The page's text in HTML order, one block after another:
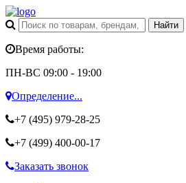
Время работы:
ПН-ВС 09:00 - 19:00
Определение...
+7 (495) 979-28-25
+7 (499) 400-00-17
Заказать звонок